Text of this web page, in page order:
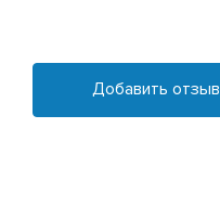
Добавить отзыв